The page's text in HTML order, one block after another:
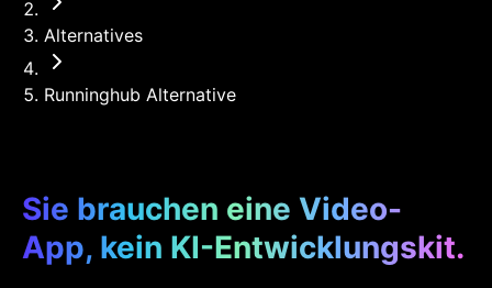
Alternatives
Runninghub Alternative
Sie brauchen eine Video-
App, kein KI-Entwicklungskit.